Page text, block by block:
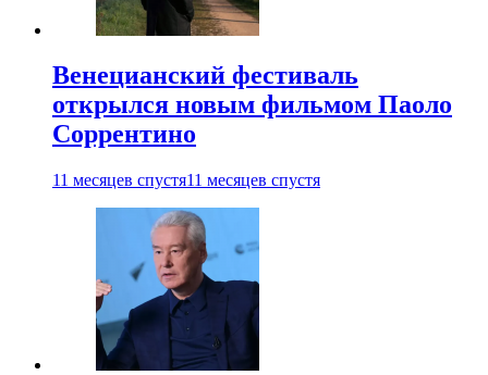
Венецианский фестиваль
открылся новым фильмом Паоло
Соррентино
11 месяцев спустя11 месяцев спустя